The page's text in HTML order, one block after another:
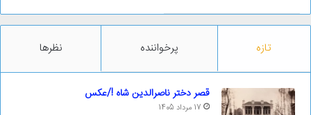
تازه پرخواننده نظرها
قصر دختر ناصرالدین شاه !/عکس
17 مرداد 1405